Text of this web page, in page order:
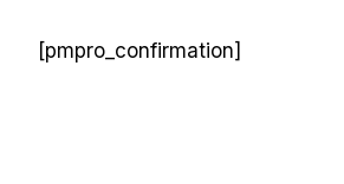
[pmpro_confirmation]